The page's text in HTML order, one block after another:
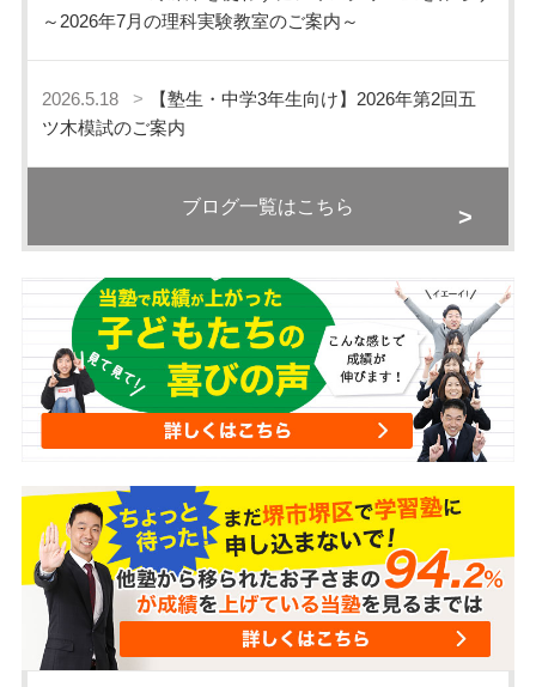
～2026年7月の理科実験教室のご案内～
2026.5.18
【塾生・中学3年生向け】2026年第2回五
ツ木模試のご案内
ブログ一覧はこちら